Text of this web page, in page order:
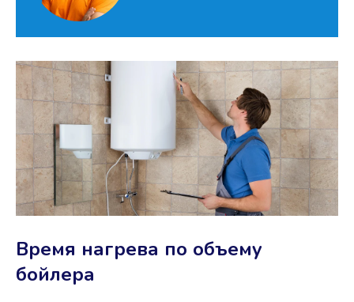
Время нагрева по объему
бойлера